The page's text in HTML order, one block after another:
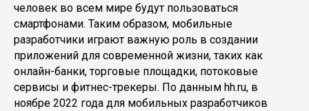
человек во всем мире будут пользоваться
смартфонами. Таким образом, мобильные
разработчики играют важную роль в создании
приложений для современной жизни, таких как
онлайн-банки, торговые площадки, потоковые
сервисы и фитнес-трекеры. По данным hh.ru, в
ноябре 2022 года для мобильных разработчиков